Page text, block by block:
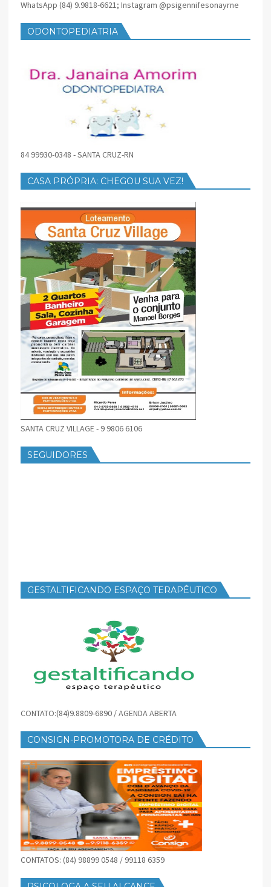
WhatsApp (84) 9.9818-6621; Instagram @psigennifesonayrne
ODONTOPEDIATRIA
84 99930-0348 - SANTA CRUZ-RN
CASA PRÓPRIA: CHEGOU SUA VEZ!
SANTA CRUZ VILLAGE - 9 9806 6106
SEGUIDORES
GESTALTIFICANDO ESPAÇO TERAPÊUTICO
CONTATO:(84)9.8809-6890 / AGENDA ABERTA
CONSIGN-PROMOTORA DE CRÉDITO
CONTATOS: (84) 98899 0548 / 99118 6359